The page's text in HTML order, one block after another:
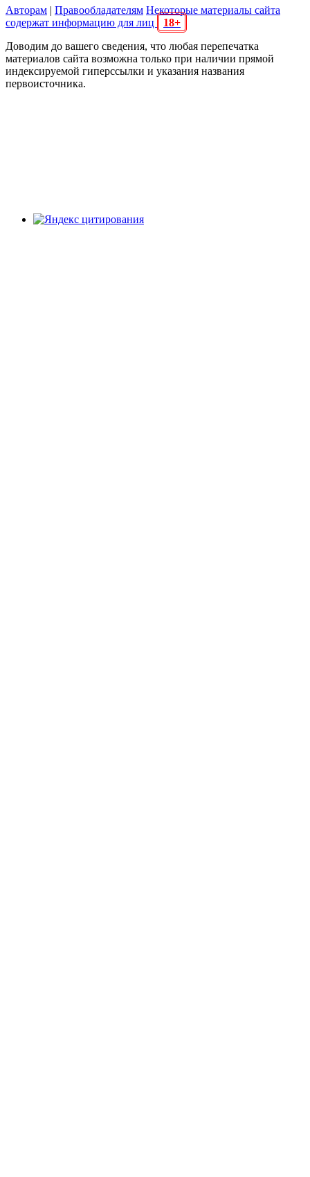
Авторам | Правообладателям Некоторые материалы сайта
содержат информацию для лиц
18+
Доводим до вашего сведения, что любая перепечатка
материалов сайта возможна только при наличии прямой
индексируемой гиперссылки и указания названия
первоисточника.